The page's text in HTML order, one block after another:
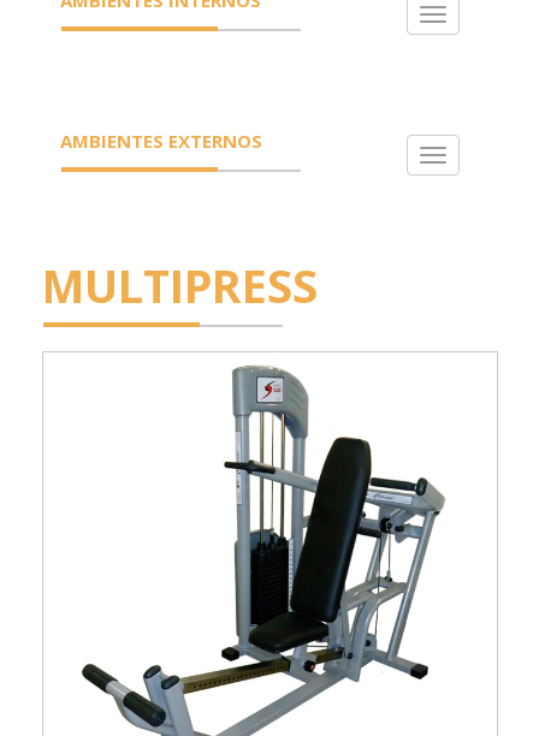
Toggle
AMBIENTES EXTERNOS
Toggle
MULTIPRESS